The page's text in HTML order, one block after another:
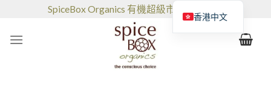
SpiceBox Organics 有機超級市場和咖啡館
香港中文